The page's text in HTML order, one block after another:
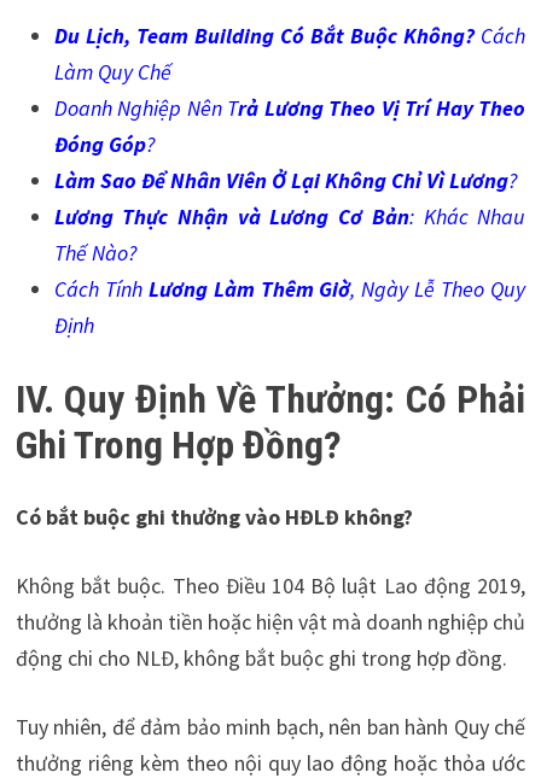
Du Lịch, Team Building Có Bắt Buộc Không?Cách
Làm Quy Chế
Doanh Nghiệp Nên Trả Lương Theo Vị Trí Hay Theo
Đóng Góp?
Làm Sao Để Nhân Viên Ở Lại Không Chỉ Vì Lương?
Lương Thực Nhận và Lương Cơ Bản: Khác Nhau
Thế Nào?
Cách Tính Lương Làm Thêm Giờ, Ngày Lễ Theo Quy
Định
IV. Quy Định Về Thưởng: Có Phải
Ghi Trong Hợp Đồng?
Có bắt buộc ghi thưởng vào HĐLĐ không?
Không bắt buộc. Theo Điều 104 Bộ luật Lao động 2019,
thưởng là khoản tiền hoặc hiện vật mà doanh nghiệp chủ
động chi cho NLĐ, không bắt buộc ghi trong hợp đồng.
Tuy nhiên, để đảm bảo minh bạch, nên ban hành Quy chế
thưởng riêng kèm theo nội quy lao động hoặc thỏa ước